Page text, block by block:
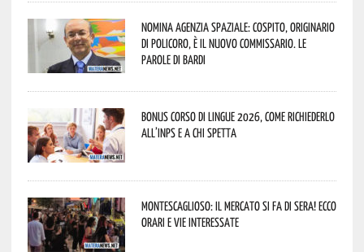
Nomina Agenzia Spaziale: Cospito, originario
di Policoro, è il nuovo commissario. Le
parole di Bardi
Bonus corso di lingue 2026, come richiederlo
all’INPS e a chi spetta
Montescaglioso: il mercato si fa di sera! Ecco
orari e vie interessate